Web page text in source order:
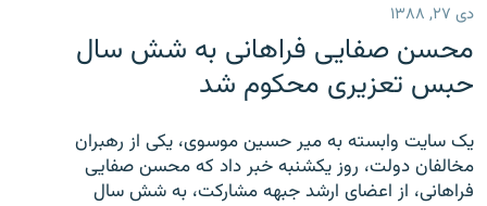
اصلی
رفتن
صفحه
انتخاب کنید و بشنوید
فرکانس‌ها
پادکست
گزارش‌های تصویری
گزارش‌های ویدئویی
زنان فردا
دی ۲۷, ۱۳۸۸
محسن صفايی فراهانی به شش سال
حبس تعزيری محکوم شد
يک سايت وابسته به مير حسين موسوی، يکی از رهبران
مخالفان دولت، روز يکشنبه خبر داد که محسن صفايی
فراهانی، از اعضای ارشد جبهه مشارکت، به شش سال